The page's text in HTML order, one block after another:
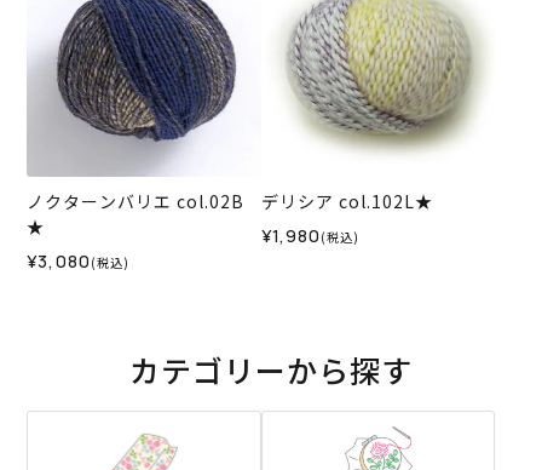
ノクターンバリエ col.02B
★
¥3,080 (税込)
デリシア col.102L★
¥1,980 (税込)
カテゴリーから探す